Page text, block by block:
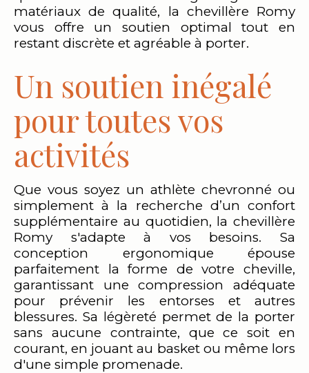
matériaux de qualité, la chevillère Romy
vous offre un soutien optimal tout en
restant discrète et agréable à porter.
Un soutien inégalé
pour toutes vos
activités
Que vous soyez un athlète chevronné ou
simplement à la recherche d’un confort
supplémentaire au quotidien, la chevillère
Romy s'adapte à vos besoins. Sa
conception ergonomique épouse
parfaitement la forme de votre cheville,
garantissant une compression adéquate
pour prévenir les entorses et autres
blessures. Sa légèreté permet de la porter
sans aucune contrainte, que ce soit en
courant, en jouant au basket ou même lors
d'une simple promenade.